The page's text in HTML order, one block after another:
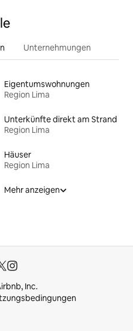
Unternehmungen
Eigentumswohnungen
Region Lima
Unterkünfte direkt am Strand
Region Lima
Häuser
Region Lima
Mehr anzeigen
Inc.